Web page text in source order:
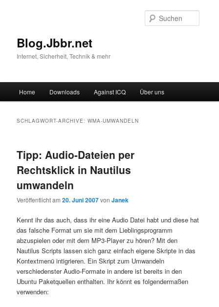
Blog.Jbbr.net
Internet, Sicherheit, Technik & mehr
Zum
Zum
wechseln
Home Downloads Against ICQ Über uns
SCHLAGWORT-ARCHIVE:WMA-UMWANDELN
Tipp: Audio-Dateien per
Rechtsklick in Nautilus
umwandeln
Veröffentlicht am20. Juni 2007vonJanek
Kennt ihr das auch, dass ihr eine Audio Datei habt und diese hat
das falsche Format um sie mit dem Lieblingsprogramm
abzuspielen oder mit dem MP3-Player zu hören? Mit den
Nautilus Scripts lassen sich ganz einfach eigene Skripte in das
Kontextmenü intigrieren. Ein Skript zum Umwandeln
verschiedenster Audio-Formate in andere ist bereits in den
Ubuntu Paketquellen enthalten. Ihr könnt es folgendermaßen
verwenden: